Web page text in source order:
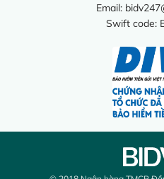
Email:
Swift code: